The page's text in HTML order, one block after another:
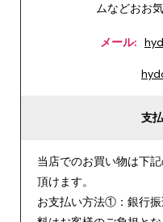
ムなどおお
メール:
支
当店でのお買い物は下
頂けます。
お支払い方法①：銀行